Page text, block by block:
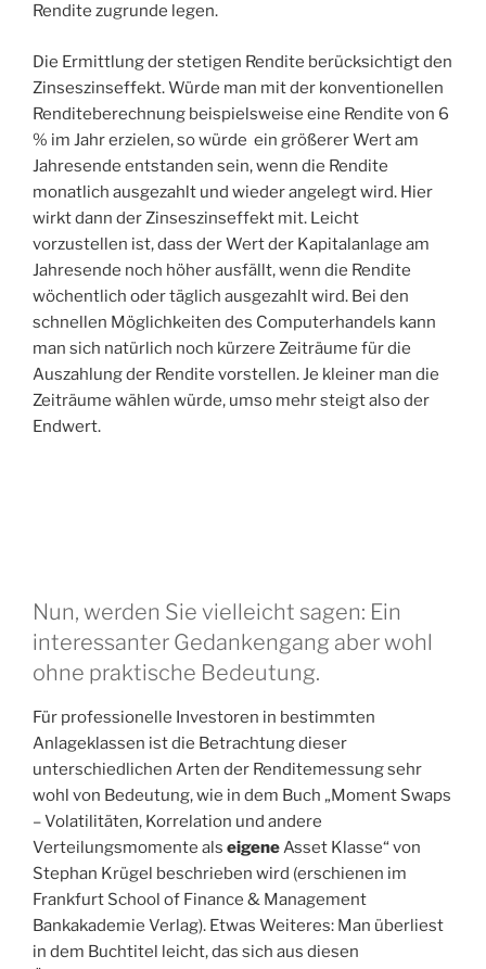
Rendite zugrunde legen.
Die Ermittlung der stetigen Rendite berücksichtigt den
Zinseszinseffekt. Würde man mit der konventionellen
Renditeberechnung beispielsweise eine Rendite von 6
% im Jahr erzielen, so würde ein größerer Wert am
Jahresende entstanden sein, wenn die Rendite
monatlich ausgezahlt und wieder angelegt wird. Hier
wirkt dann der Zinseszinseffekt mit. Leicht
vorzustellen ist, dass der Wert der Kapitalanlage am
Jahresende noch höher ausfällt, wenn die Rendite
wöchentlich oder täglich ausgezahlt wird. Bei den
schnellen Möglichkeiten des Computerhandels kann
man sich natürlich noch kürzere Zeiträume für die
Auszahlung der Rendite vorstellen. Je kleiner man die
Zeiträume wählen würde, umso mehr steigt also der
Endwert.
Nun, werden Sie vielleicht sagen: Ein
interessanter Gedankengang aber wohl
ohne praktische Bedeutung.
Für professionelle Investoren in bestimmten
Anlageklassen ist die Betrachtung dieser
unterschiedlichen Arten der Renditemessung sehr
wohl von Bedeutung, wie in dem Buch „Moment Swaps
– Volatilitäten, Korrelation und andere
Verteilungsmomente als eigeneAsset Klasse“ von
Stephan Krügel beschrieben wird (erschienen im
Frankfurt School of Finance & Management
Bankakademie Verlag). Etwas Weiteres: Man überliest
in dem Buchtitel leicht, das sich aus diesen